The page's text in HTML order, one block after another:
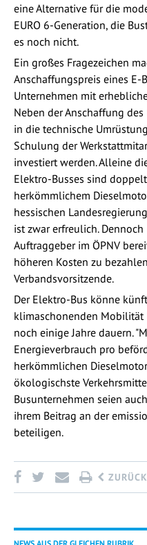
eine Alternative für die
EURO 6-Generation, die
es noch nicht.
Ein großes Fragezeichen
Anschaffungspreis eines E-
Unternehmen mit
Neben der Anschaffung
in die technische
Schulung der
investiert werden. Alleine
Elektro-Busses sind
herkömmlichem
hessischen
ist zwar erfreulich.
Auftraggeber im ÖPNV
höheren Kosten zu
Verbandsvorsitzende.
Der Elektro-Bus könne
klimaschonenden Mobilität
noch einige Jahre dauern.
Energieverbrauch pro
herkömmlichen
ökologischste
Busunternehmen seien
ihrem Beitrag an der
beteiligen.
ZURÜCK